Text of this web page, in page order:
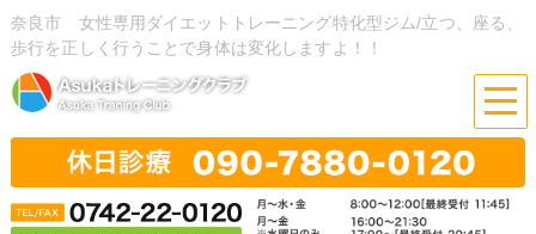
奈良市 女性専用ダイエットトレーニング特化型ジム/立つ、座る、
歩行を正しく行うことで身体は変化しますよ！！